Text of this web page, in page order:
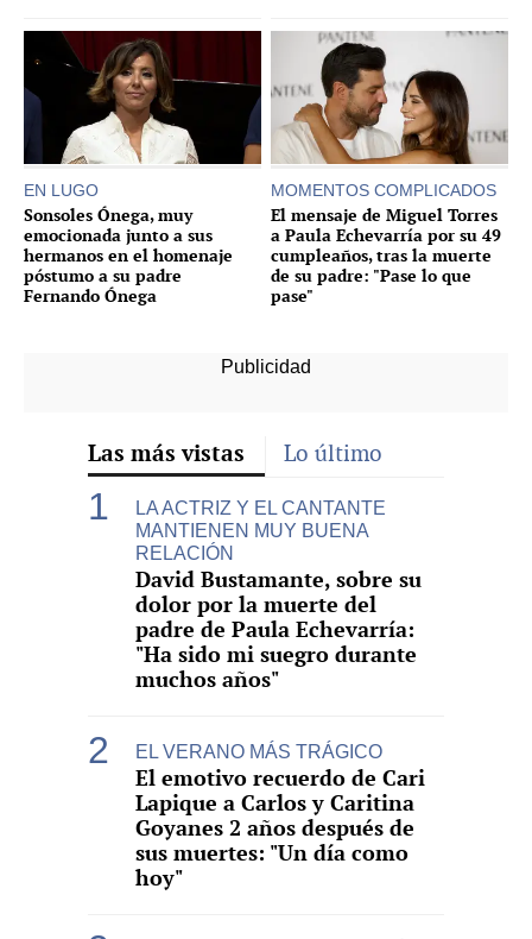
EN LUGO
Sonsoles Ónega, muy
emocionada junto a sus
hermanos en el homenaje
póstumo a su padre
Fernando Ónega
MOMENTOS COMPLICADOS
El mensaje de Miguel Torres
a Paula Echevarría por su 49
cumpleaños, tras la muerte
de su padre: "Pase lo que
pase"
Las más vistas Lo último
LA ACTRIZ Y EL CANTANTE
MANTIENEN MUY BUENA
RELACIÓN
David Bustamante, sobre su
dolor por la muerte del
padre de Paula Echevarría:
"Ha sido mi suegro durante
muchos años"
EL VERANO MÁS TRÁGICO
El emotivo recuerdo de Cari
Lapique a Carlos y Caritina
Goyanes 2 años después de
sus muertes: "Un día como
hoy"